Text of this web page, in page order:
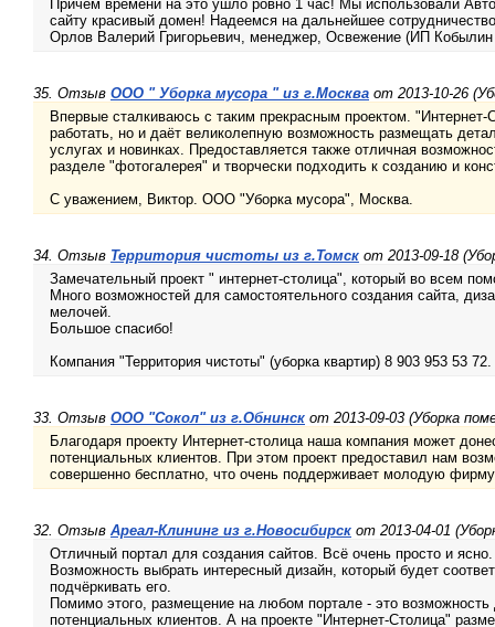
Причём времени на это ушло ровно 1 час! Мы использовали
сайту красивый домен! Надеемся на дальнейшее
Орлов Валерий Григорьевич, менеджер, Освежение (ИП
35. Отзыв ООО " Уборка мусора " из г.Москва от 2013-10-26
Впервые сталкиваюсь с таким прекрасным проектом. "Интернет-
работать, но и даёт великолепную возможность размещать
услугах и новинках. Предоставляется также отличная
разделе "фотогалерея" и творчески подходить к созданию и
С уважением, Виктор. ООО "Уборка мусора", Москва.
34. Отзыв Территория чистоты из г.Томск от 2013-09-18
Замечательный проект " интернет-столица", который во всем
Много возможностей для самостоятельного создания сайта,
мелочей.
Большое спасибо!
Компания "Территория чистоты" (уборка квартир) 8 903 953 53 72.
33. Отзыв ООО "Сокол" из г.Обнинск от 2013-09-03 (Уборка
Благодаря проекту Интернет-столица наша компания может
потенциальных клиентов. При этом проект предоставил нам
совершенно бесплатно, что очень поддерживает молодую
32. Отзыв Ареал-Клининг из г.Новосибирск от 2013-04-01
Отличный портал для создания сайтов. Всё очень просто и
Возможность выбрать интересный дизайн, который будет
подчёркивать его.
Помимо этого, размещение на любом портале - это возможность
потенциальных клиентов. А на проекте "Интернет-Столица"